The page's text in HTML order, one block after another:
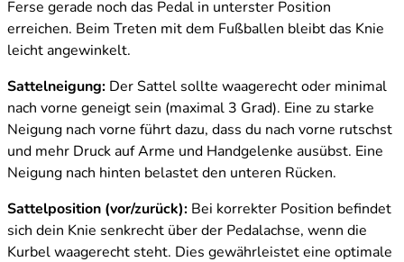
Ferse gerade noch das Pedal in unterster Position
erreichen. Beim Treten mit dem Fußballen bleibt das Knie
leicht angewinkelt.
Sattelneigung: Der Sattel sollte waagerecht oder minimal
nach vorne geneigt sein (maximal 3 Grad). Eine zu starke
Neigung nach vorne führt dazu, dass du nach vorne rutschst
und mehr Druck auf Arme und Handgelenke ausübst. Eine
Neigung nach hinten belastet den unteren Rücken.
Sattelposition (vor/zurück): Bei korrekter Position befindet
sich dein Knie senkrecht über der Pedalachse, wenn die
Kurbel waagerecht steht. Dies gewährleistet eine optimale